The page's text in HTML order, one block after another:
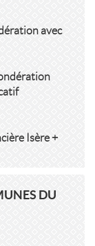
avec
Isère +
DU